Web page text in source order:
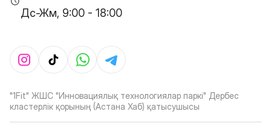
Дс-Жм, 9:00 - 18:00
"1Fit" ЖШС "Инновациялық технологиялар паркі" Дербес
кластерлік қорының (Астана Хаб) қатысушысы